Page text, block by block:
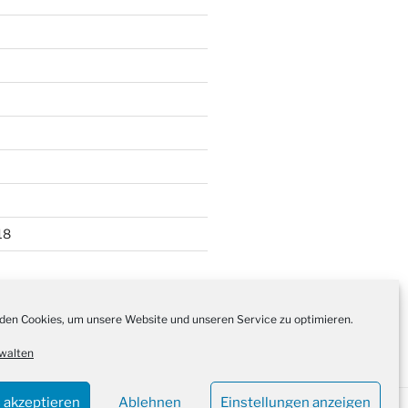
Cookies, um unsere Website und unseren Service zu optimieren.
akzeptieren Ablehnen Einstellungen anzeigen